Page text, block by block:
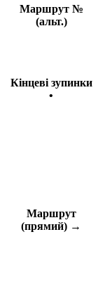
Маршрут №
(альт.)
Кінцеві зупинки
•
Маршрут
(прямий) →